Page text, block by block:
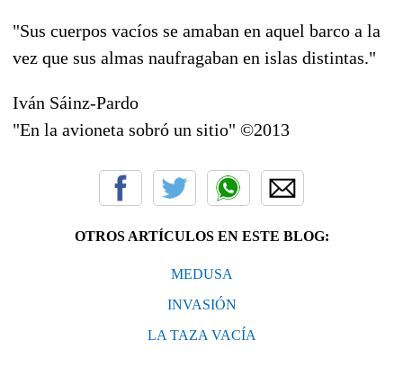
"Sus cuerpos vacíos se amaban en aquel barco a la
vez que sus almas naufragaban en islas distintas."
Iván Sáinz-Pardo
"En la avioneta sobró un sitio" ©2013
OTROS ARTÍCULOS EN ESTE BLOG:
MEDUSA
INVASIÓN
LA TAZA VACÍA